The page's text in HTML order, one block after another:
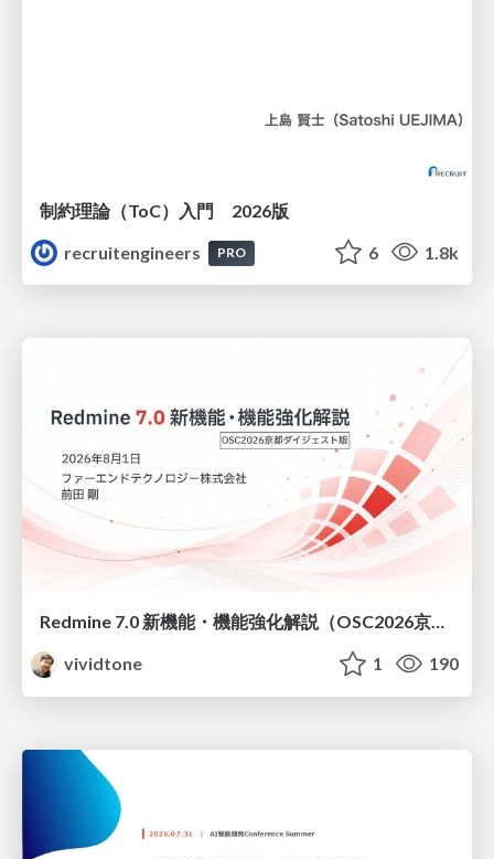
制約理論（ToC）入門 2026版
recruitengineers
PRO 6 1.8k
Redmine 7.0 新機能・機能強化解説（OSC2026京都ダイジェスト版）
vividtone
1 190